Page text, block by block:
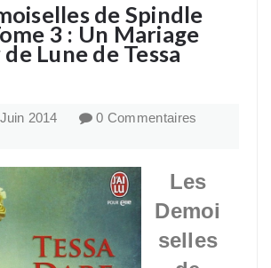
de Spindle
3 : Un Mariage
Lune de Tessa
Juin 2014 0 Commentaires
Les
Demoi
selles